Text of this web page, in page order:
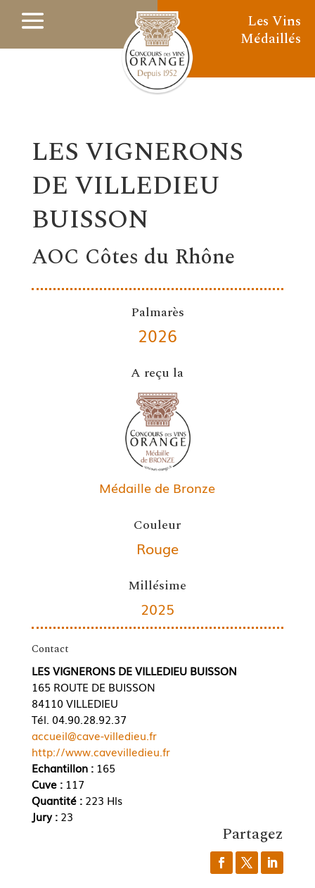
Les Vins
Médaillés
LES VIGNERONS
DE VILLEDIEU
BUISSON
AOC Côtes du Rhône
Palmarès
2026
A reçu la
Médaille de Bronze
Couleur
Rouge
Millésime
2025
Contact
LES VIGNERONS DE VILLEDIEU BUISSON
165 ROUTE DE BUISSON
84110 VILLEDIEU
Tél. 04.90.28.92.37
accueil@cave-villedieu.fr
http://www.cavevilledieu.fr
Echantillon :165
Cuve : 117
Quantité : 223 Hls
Jury : 23
Partagez